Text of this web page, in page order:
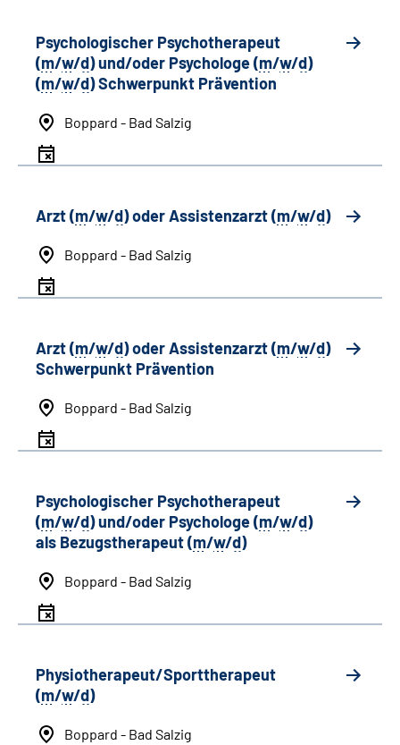
Psychologischer Psychotherapeut
(m/w/d) und/oder Psychologe (m/w/d)
(m/w/d) Schwerpunkt Prävention
Boppard - Bad Salzig
Arzt (m/w/d) oder Assistenzarzt (m/w/d)
Boppard - Bad Salzig
Arzt (m/w/d) oder Assistenzarzt (m/w/d)
Schwerpunkt Prävention
Boppard - Bad Salzig
Psychologischer Psychotherapeut
(m/w/d) und/oder Psychologe (m/w/d)
als Bezugstherapeut (m/w/d)
Boppard - Bad Salzig
Physiotherapeut/Sporttherapeut
(m/w/d)
Boppard - Bad Salzig